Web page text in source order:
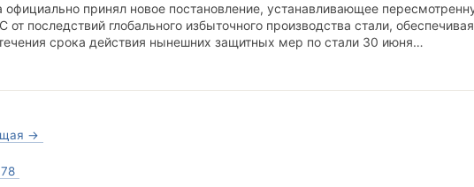
официально принял новое постановление, устанавливающее
последствий глобального избыточного производства стали,
срока действия нынешних защитных мер по стали 30 июня…
→
78